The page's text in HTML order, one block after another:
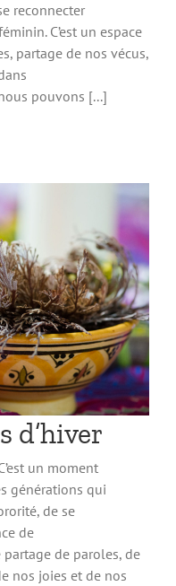
reconnecter
C’est un espace
partage de nos vécus,
pouvons [...]
d’hiver
un moment
générations qui
de se
de
partage de paroles, de
nos joies et de nos